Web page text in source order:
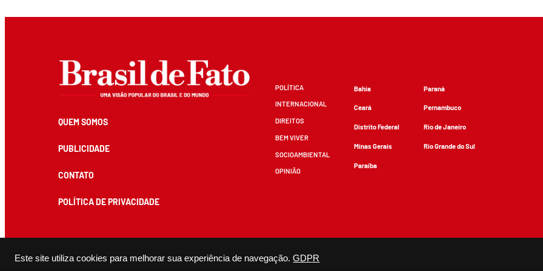
Este site utiliza cookies para melhorar sua experiência de navegação. GDPR
QUEM SOMOS
PUBLICIDADE
CONTATO
POLÍTICA DE PRIVACIDADE
POLÍTICA
INTERNACIONAL
DIREITOS
BEM VIVER
SOCIOAMBIENTAL
OPINIÃO
Bahia
Ceará
Distrito Federal
Minas Gerais
Paraíba
Paraná
Pernambuco
Rio de Janeiro
Rio Grande do Sul